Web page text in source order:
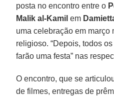
posta no encontro entre o
Malik al-Kamil em
uma celebração em março
religioso. “Depois, todos
farão uma festa” nas
O encontro, que se
de filmes, entregas de